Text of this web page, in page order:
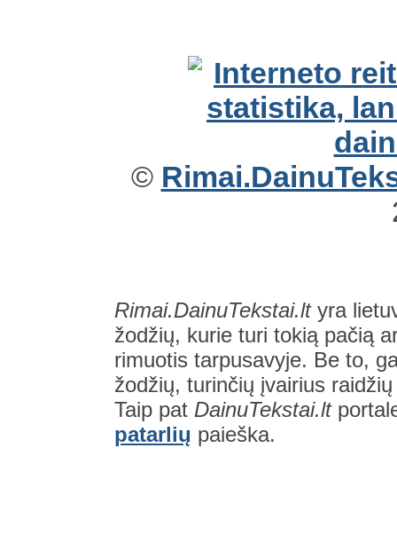
©
Rimai.DainuTekstai.ltyra
žodžių, kurie turi tokią pačią
rimuotis tarpusavyje. Be to,
žodžių, turinčių įvairius
Taip pat DainuTekstai.lt
patarlių paieška.